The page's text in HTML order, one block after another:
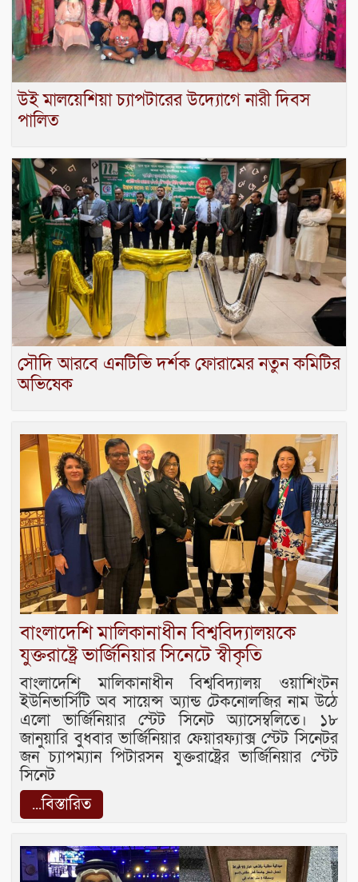
উই মালয়েশিয়া চ্যাপটারের উদ্যোগে নারী দিবস
পালিত
সৌদি আরবে এনটিভি দর্শক ফোরামের নতুন কমিটির
অভিষেক
বাংলাদেশি মালিকানাধীন বিশ্ববিদ্যালয়কে
যুক্তরাষ্ট্রে ভার্জিনিয়ার সিনেটে স্বীকৃতি
বাংলাদেশি মালিকানাধীন বিশ্ববিদ্যালয় ওয়াশিংটন
ইউনিভার্সিটি অব সায়েন্স অ্যান্ড টেকনোলজির নাম উঠে
এলো ভার্জিনিয়ার স্টেট সিনেট অ্যাসেম্বলিতে। ১৮
জানুয়ারি বুধবার ভার্জিনিয়ার ফেয়ারফ্যাক্স স্টেট সিনেটর
জন চ্যাপম্যান পিটারসন যুক্তরাষ্ট্রের ভার্জিনিয়ার স্টেট
সিনেট
...বিস্তারিত